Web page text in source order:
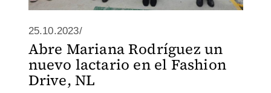
25.10.2023/
Abre Mariana Rodríguez un
nuevo lactario en el Fashion
Drive, NL